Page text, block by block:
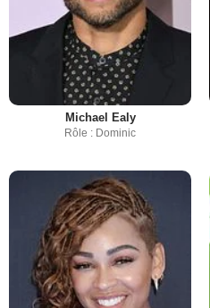
Michael Ealy
Rôle : Dominic